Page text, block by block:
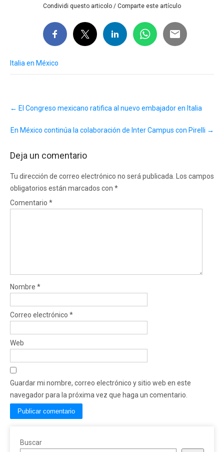
Condividi questo articolo / Comparte este artículo
Italia en México
navigation
← El Congreso mexicano ratifica al nuevo embajador en Italia
En México continúa la colaboración de Inter Campus con Pirelli →
Deja un comentario
Tu dirección de correo electrónico no será publicada.
Los campos
obligatorios están marcados con *
Comentario *
Nombre *
Correo electrónico *
Web
Guardar mi nombre, correo electrónico y sitio web en este
navegador para la próxima vez que haga un comentario.
Buscar